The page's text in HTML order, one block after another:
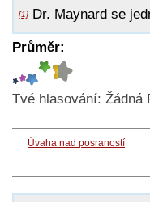
[1] Dr. Maynard se
Průměr:
Tvé hlasování: Žádná
Úvaha nad posraností